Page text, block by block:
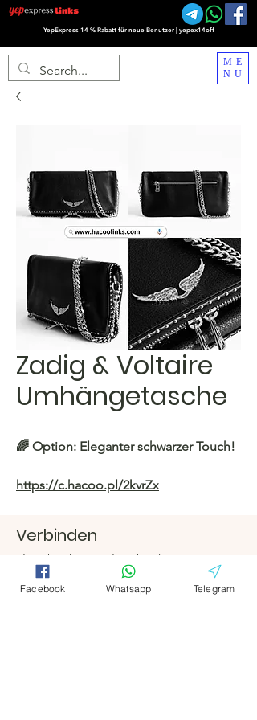
YepExpress 14 % Rabatt für neue Benutzer | yepex14off
ME
NU
Zadig & Voltaire
Umhängetasche
🌈 Option: Eleganter schwarzer Touch!
https://c.hacoo.pl/2kvrZx
https://c.hacoo.pl/2eg7RJ
Verbinden
Facebook
Telegramm
Facebook
Telegramm
Facebook Whatsapp Telegram